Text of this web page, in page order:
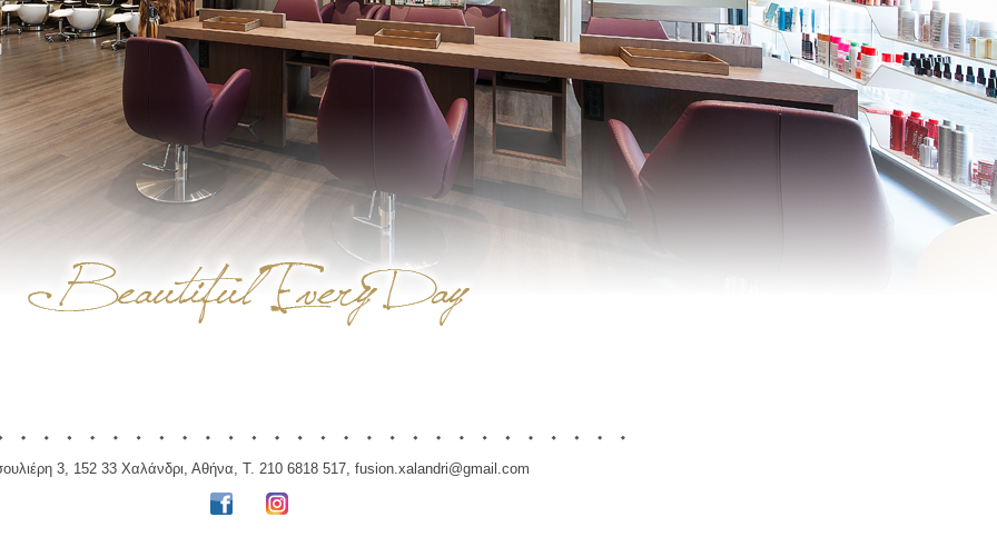
3, 152 33 Χαλάνδρι, Αθήνα, Τ. 210 6818 517, fusion.xalandri@gmail.com